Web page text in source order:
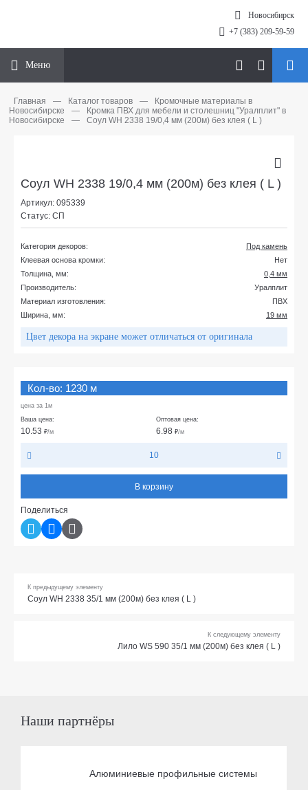
Новосибирск
+7 (383) 209-59-59
Меню
Главная — Каталог товаров —
Кромочные материалы в
Новосибирске
—
Кромка ПВХ для мебели и столешниц "Уралплит" в
Новосибирске
— Соул WH 2338 19/0,4 мм (200м) без клея ( L )
Соул WH 2338 19/0,4 мм (200м) без клея ( L )
Артикул: 095339
Статус: СП
Категория декоров:
Под камень
Клеевая основа кромки:
Нет
Толщина, мм:
0,4 мм
Производитель:
Уралплит
Материал изготовления:
ПВХ
Ширина, мм:
19 мм
Цвет декора на экране может отличаться от оригинала
Кол-во: 1230 м
цена за 1м
Ваша цена:
10.53 ₽/м
Оптовая цена:
6.98 ₽/м
10
В корзину
Поделиться
К предыдущему элементу
Соул WH 2338 35/1 мм (200м) без клея ( L )
К следующему элементу
Лило WS 590 35/1 мм (200м) без клея ( L )
Наши партнёры
Алюминиевые профильные системы